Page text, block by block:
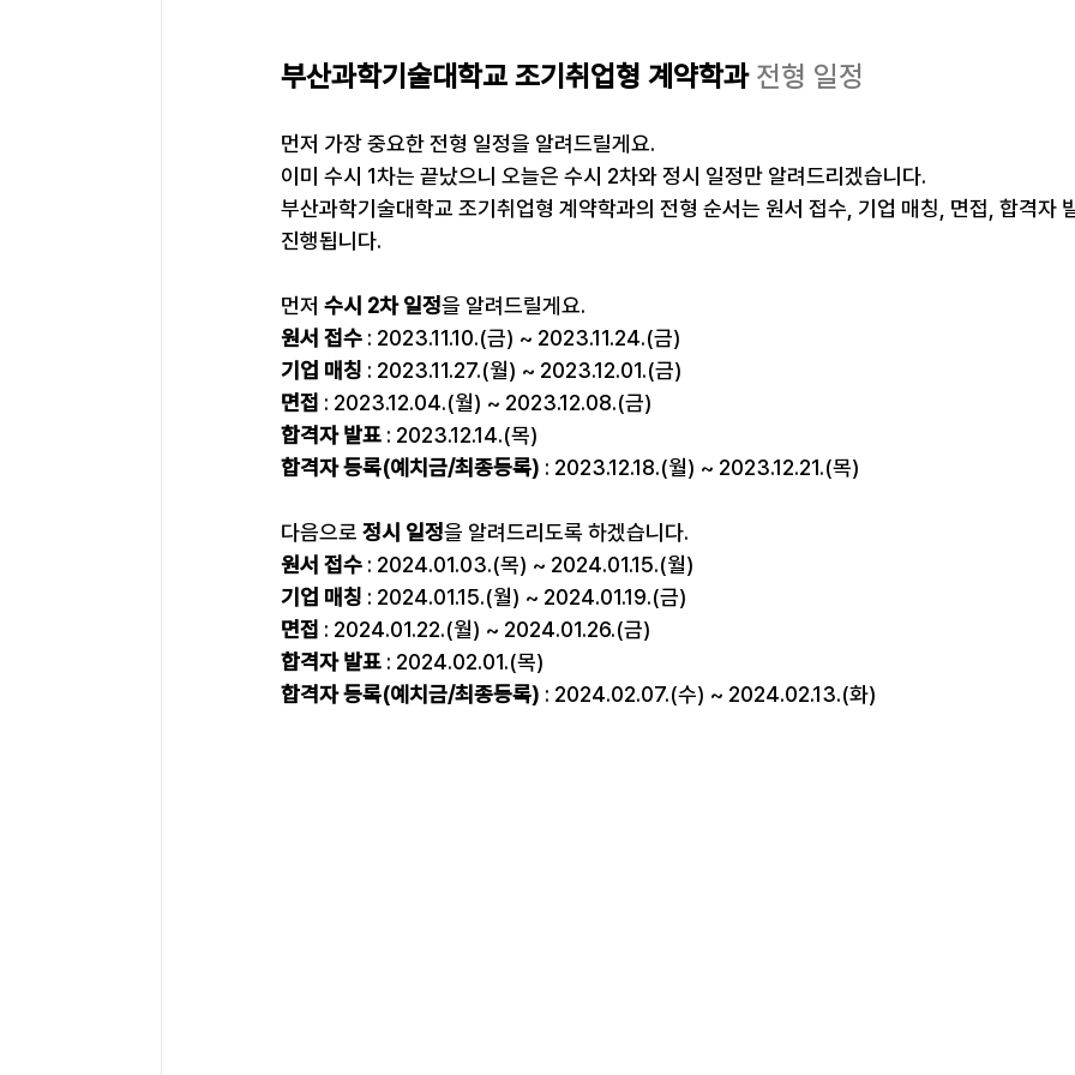
부산과학기술대학교 조기취업형 계약학과 전형 일정
먼저 가장 중요한 전형 일정을 알려드릴게요.
이미 수시 1차는 끝났으니 오늘은 수시 2차와 정시 일정만 알려드리겠습니다.
부산과학기술대학교 조기취업형 계약학과의 전형 순서는 원서 접수, 기업 매칭, 면접, 합격자
진행됩니다.
먼저 수시 2차 일정을 알려드릴게요.
원서 접수 : 2023.11.10.(금) ~ 2023.11.24.(금)
기업 매칭 : 2023.11.27.(월) ~ 2023.12.01.(금)
면접 : 2023.12.04.(월) ~ 2023.12.08.(금)
합격자 발표 : 2023.12.14.(목)
합격자 등록(예치금/최종등록) : 2023.12.18.(월) ~ 2023.12.21.(목)
다음으로 정시 일정을 알려드리도록 하겠습니다.
원서 접수 : 2024.01.03.(목) ~ 2024.01.15.(월)
기업 매칭 : 2024.01.15.(월) ~ 2024.01.19.(금)
면접 : 2024.01.22.(월) ~ 2024.01.26.(금)
합격자 발표 : 2024.02.01.(목)
합격자 등록(예치금/최종등록) : 2024.02.07.(수) ~ 2024.02.13.(화)